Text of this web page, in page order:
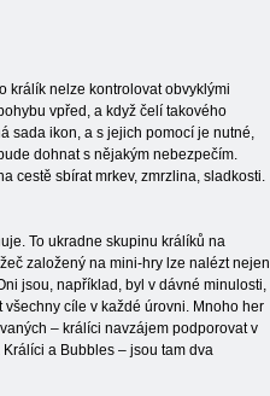
králík nelze kontrolovat obvyklými
vpřed, a když čelí takového
sada ikon, a s jejich pomocí je nutné,
dohnat s nějakým nebezpečím.
cestě sbírat mrkev, zmrzlina, sladkosti.
To ukradne skupinu králíků na
založený na mini-hry lze nalézt nejen
jsou, například, byl v dávné minulosti,
cíle v každé úrovni. Mnoho her
– králíci navzájem podporovat v
a Bubbles – jsou tam dva